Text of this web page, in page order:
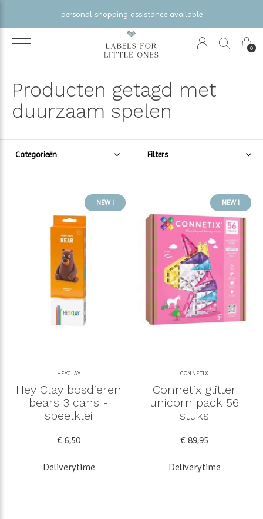
0
gratis verzending vanaf €100 (NL/BE/DE)
Producten getagd met
duurzaam spelen
Categorieën Filters
NEW !
HEYCLAY
Hey Clay bosdieren
bears 3 cans -
speelklei
€ 6,50
Deliverytime
NEW !
CONNETIX
Connetix glitter
unicorn pack 56
stuks
€ 89,95
Deliverytime